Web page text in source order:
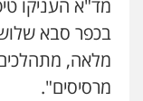
מד"א העניקו
בכפר סבא
מלאה,
מרסיסים".